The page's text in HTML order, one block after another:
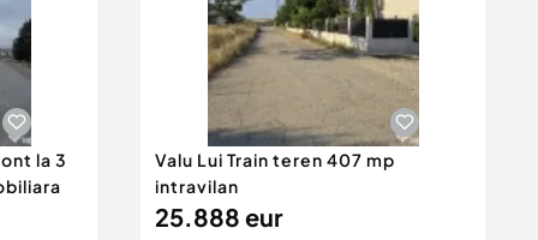
la 3
Valu Lui Train teren 407 mp
intravilan
25.888 eur